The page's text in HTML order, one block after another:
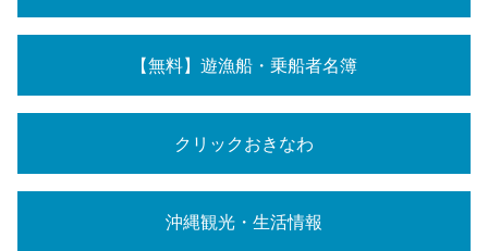
【無料】遊漁船・乗船者名簿
クリックおきなわ
沖縄観光・生活情報